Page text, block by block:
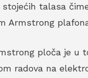
talasa
Armstrong
ploča je u
radova na